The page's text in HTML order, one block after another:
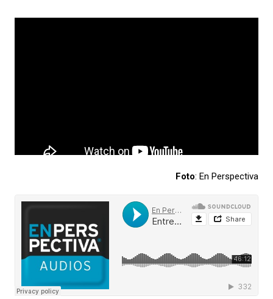
Foto: En Perspectiva